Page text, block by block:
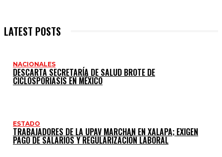
LATEST POSTS
NACIONALES
DESCARTA SECRETARÍA DE SALUD BROTE DE
CICLOSPORIASIS EN MÉXICO
ESTADO
TRABAJADORES DE LA UPAV MARCHAN EN XALAPA; EXIGEN
PAGO DE SALARIOS Y REGULARIZACIÓN LABORAL